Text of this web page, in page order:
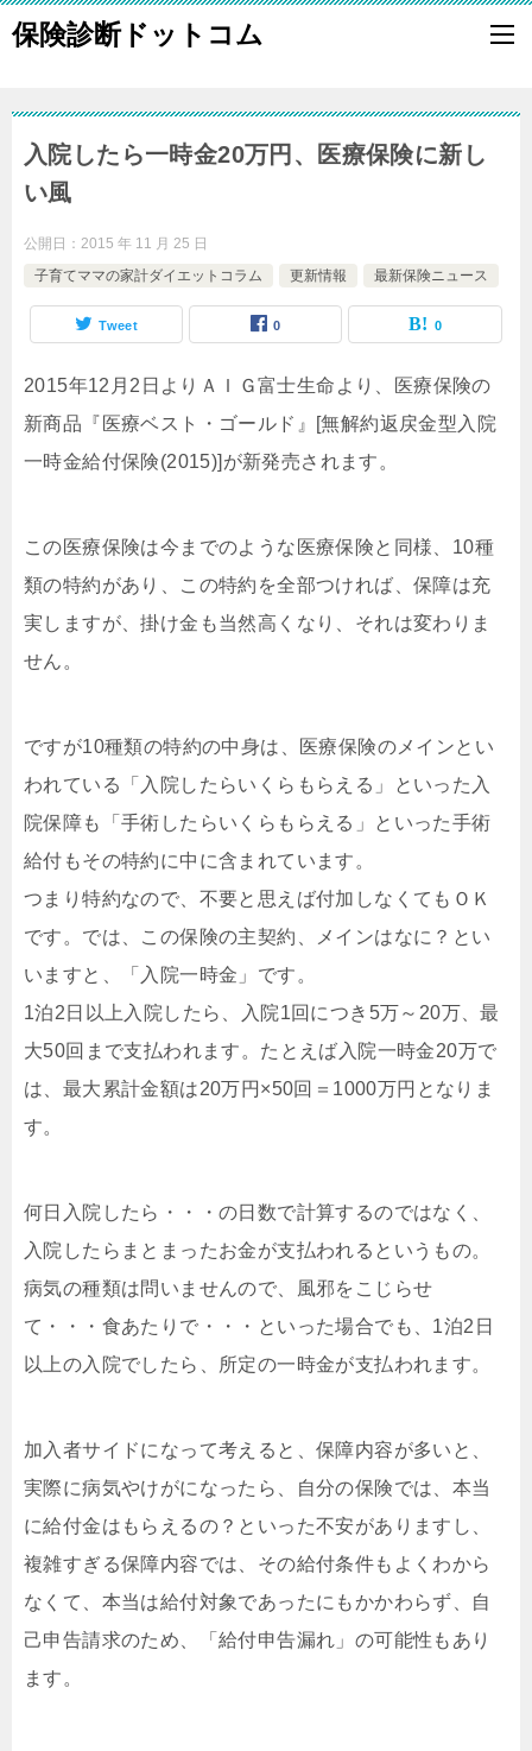
保険診断ドットコム
入院したら一時金20万円、医療保険に新し
い風
公開日： 2015 年 11 月 25 日
子育てママの家計ダイエットコラム
更新情報 最新保険ニュース
Tweet 0 0
2015年12月2日よりＡＩＧ富士生命より、医療保険の
新商品『医療ベスト・ゴールド』[無解約返戻金型入院
一時金給付保険(2015)]が新発売されます。
この医療保険は今までのような医療保険と同様、10種
類の特約があり、この特約を全部つければ、保障は充
実しますが、掛け金も当然高くなり、それは変わりま
せん。
ですが10種類の特約の中身は、医療保険のメインとい
われている「入院したらいくらもらえる」といった入
院保障も「手術したらいくらもらえる」といった手術
給付もその特約に中に含まれています。
つまり特約なので、不要と思えば付加しなくてもＯＫ
です。では、この保険の主契約、メインはなに？とい
いますと、「入院一時金」です。
1泊2日以上入院したら、入院1回につき5万～20万、最
大50回まで支払われます。たとえば入院一時金20万で
は、最大累計金額は20万円×50回＝1000万円となりま
す。
何日入院したら・・・の日数で計算するのではなく、
入院したらまとまったお金が支払われるというもの。
病気の種類は問いませんので、風邪をこじらせ
て・・・食あたりで・・・といった場合でも、1泊2日
以上の入院でしたら、所定の一時金が支払われます。
加入者サイドになって考えると、保障内容が多いと、
実際に病気やけがになったら、自分の保険では、本当
に給付金はもらえるの？といった不安がありますし、
複雑すぎる保障内容では、その給付条件もよくわから
なくて、本当は給付対象であったにもかかわらず、自
己申告請求のため、「給付申告漏れ」の可能性もあり
ます。